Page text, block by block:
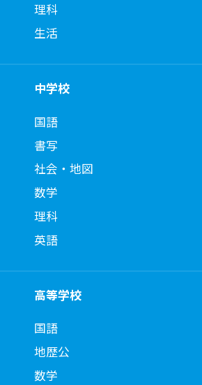
理科
生活
中学校
国語
書写
社会・地図
数学
理科
英語
高等学校
国語
地歴公
数学